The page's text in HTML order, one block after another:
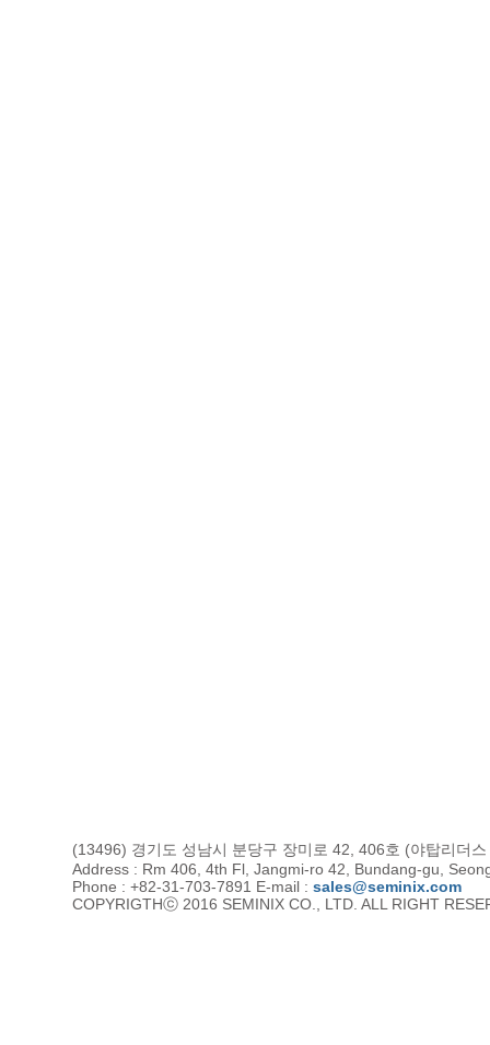
(13496) 경기도 성남시 분당구 장미로 42, 406호 (야탑리더
Address : Rm 406, 4th Fl, Jangmi-ro 42, Bundang-gu,
Phone : +82-31-703-7891 E-mail : sales@seminix.com
COPYRIGTHⓒ 2016 SEMINIX CO., LTD. ALL RIGHT